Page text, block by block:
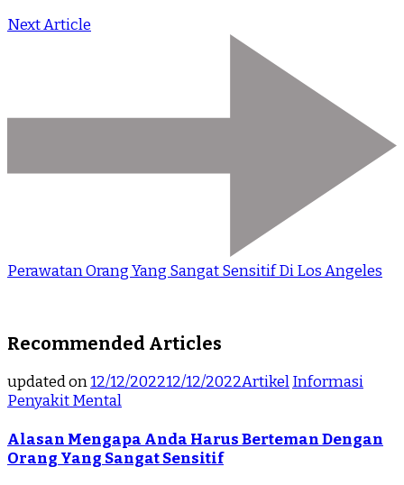
Next Article
Perawatan Orang Yang Sangat Sensitif Di Los Angeles
Recommended Articles
updated on12/12/202212/12/2022ArtikelInformasi
Penyakit Mental
Alasan Mengapa Anda Harus Berteman Dengan
Orang Yang Sangat Sensitif